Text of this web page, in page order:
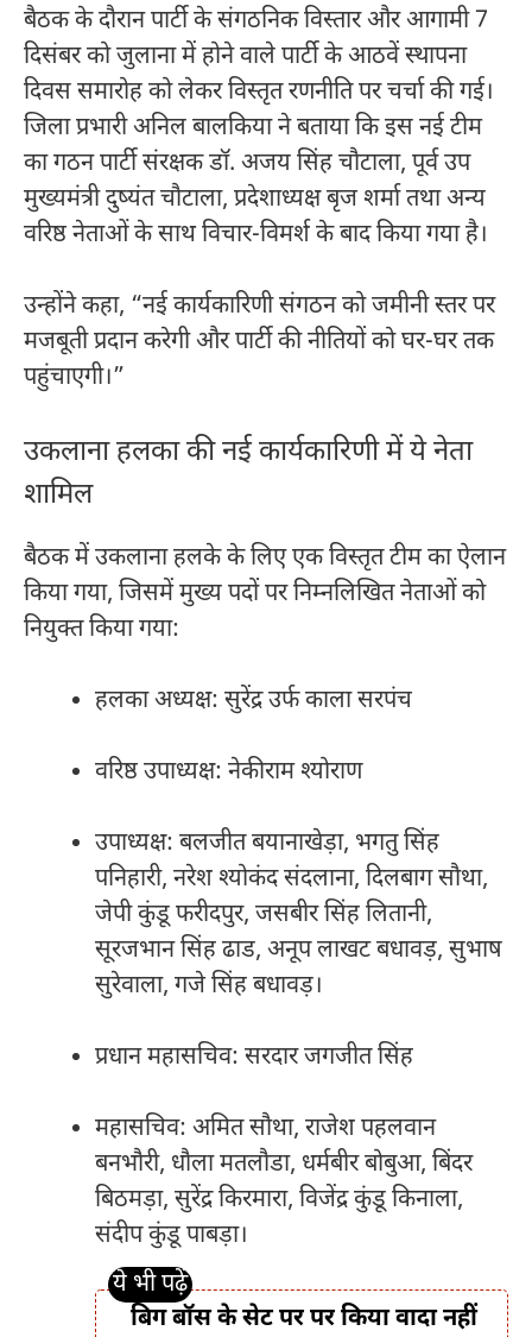
बैठक के दौरान पार्टी के संगठनिक विस्तार और आगामी 7
दिसंबर को जुलाना में होने वाले पार्टी के आठवें स्थापना
दिवस समारोह को लेकर विस्तृत रणनीति पर चर्चा की गई।
जिला प्रभारी अनिल बालकिया ने बताया कि इस नई टीम
का गठन पार्टी संरक्षक डॉ. अजय सिंह चौटाला, पूर्व उप
मुख्यमंत्री दुष्यंत चौटाला, प्रदेशाध्यक्ष बृज शर्मा तथा अन्य
वरिष्ठ नेताओं के साथ विचार-विमर्श के बाद किया गया है।
उन्होंने कहा, “नई कार्यकारिणी संगठन को जमीनी स्तर पर
मजबूती प्रदान करेगी और पार्टी की नीतियों को घर-घर तक
पहुंचाएगी।”
उकलाना हलका की नई कार्यकारिणी में ये नेता
शामिल
बैठक में उकलाना हलके के लिए एक विस्तृत टीम का ऐलान
किया गया, जिसमें मुख्य पदों पर निम्नलिखित नेताओं को
नियुक्त किया गया:
हलका अध्यक्ष: सुरेंद्र उर्फ काला सरपंच
वरिष्ठ उपाध्यक्ष: नेकीराम श्योराण
उपाध्यक्ष: बलजीत बयानाखेड़ा, भगतु सिंह
पनिहारी, नरेश श्योकंद संदलाना, दिलबाग सौथा,
जेपी कुंडू फरीदपुर, जसबीर सिंह लितानी,
सूरजभान सिंह ढाड, अनूप लाखट बधावड़, सुभाष
सुरेवाला, गजे सिंह बधावड़।
प्रधान महासचिव: सरदार जगजीत सिंह
महासचिव: अमित सौथा, राजेश पहलवान
बनभौरी, धौला मतलौडा, धर्मबीर बोबुआ, बिंदर
बिठमड़ा, सुरेंद्र किरमारा, विजेंद्र कुंडू किनाला,
संदीप कुंडू पाबड़ा।
बिग बॉस के सेट पर पर किया वादा नहीं